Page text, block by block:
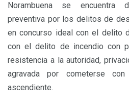
Norambuena se encuentra
preventiva por los delitos de
en concurso ideal con el delito
con el delito de incendio con
resistencia a la autoridad,
agravada por cometerse
ascendiente.